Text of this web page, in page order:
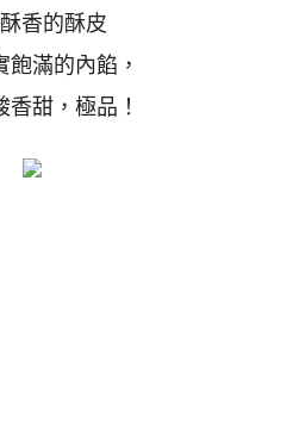
香的酥皮
飽滿的內餡，
香甜，極品！